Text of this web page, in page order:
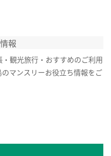
報
観光旅行・おすすめのご利用
マンスリーお役立ち情報をご